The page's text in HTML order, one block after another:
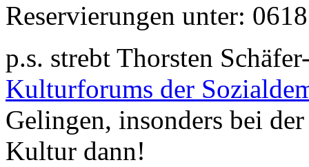
Reservierungen unter:
p.s. strebt Thorsten
Kulturforums der
Gelingen, insonders bei
Kultur dann!